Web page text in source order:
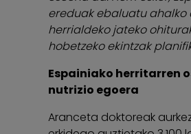
ereduak ebaluatu ahalko
herrialdeko jateko
hobetzeko ekintzak
Espainiako herritarren
nutrizio egoera
Aranceta doktoreak